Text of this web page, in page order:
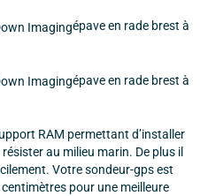
épave en rade brest à
épave en rade brest à
RAM permettant d’installer
au milieu marin. De plus il
Votre sondeur-gps est
pour une meilleure